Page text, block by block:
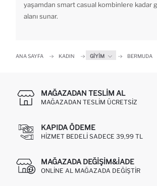
yaşamdan smart casual kombinlere kadar
alanı sunar.
ANA SAYFA KADIN GIYIM BERMUDA
MAĞAZADAN TESLIM AL
MAĞAZADAN TESLIM ÜCRETSIZ
KAPIDA ÖDEME
HIZMET BEDELI SADECE 39,99 TL
MAĞAZADA DEĞIŞIM&İADE
ONLINE AL MAĞAZADA DEĞIŞTIR